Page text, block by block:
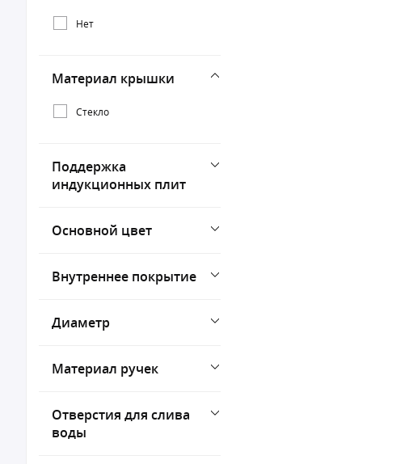
Нет
Материал крышки
Стекло
Поддержка
индукционных плит
Основной цвет
Внутреннее покрытие
Диаметр
Материал ручек
Отверстия для слива
воды